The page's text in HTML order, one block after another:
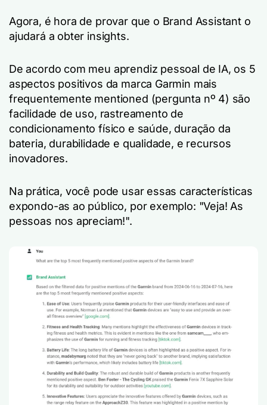
Agora, é hora de provar que o Brand Assistant o
ajudará a obter insights.
De acordo com meu aprendiz pessoal de IA, os 5
aspectos positivos da marca Garmin mais
frequentemente mentioned (pergunta nº 4) são
facilidade de uso, rastreamento de
condicionamento físico e saúde, duração da
bateria, durabilidade e qualidade, e recursos
inovadores.
Na prática, você pode usar essas características
expondo-as ao público, por exemplo: "Veja! As
pessoas nos apreciam!".